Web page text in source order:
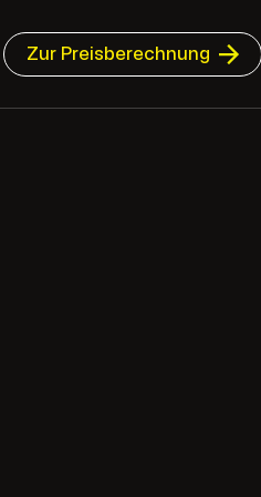
Zur Preisberechnung